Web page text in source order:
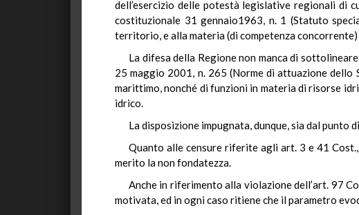
dell’esercizio delle potestà legislative regionali di
costituzionale 31 gennaio1963, n. 1 (Statuto
territorio, e alla materia (di competenza
La difesa della Regione non manca di
25 maggio 2001, n. 265 (Norme di attuazione
marittimo, nonché di funzioni in materia di risorse
idrico.
La disposizione impugnata, dunque, sia dal
Quanto alle censure riferite agli art. 3 e 41
merito la non fondatezza.
Anche in riferimento alla violazione dell’art. 97
motivata, ed in ogni caso ritiene che il parametro